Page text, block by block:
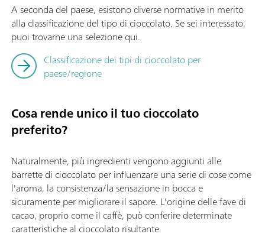
A seconda del paese, esistono diverse normative in merito
alla classificazione del tipo di cioccolato. Se sei interessato,
puoi trovarne una selezione qui.
Classificazione dei tipi di cioccolato per
paese/regione
Cosa rende unico il tuo cioccolato
preferito?
Naturalmente, più ingredienti vengono aggiunti alle
barrette di cioccolato per influenzare una serie di cose come
l'aroma, la consistenza/la sensazione in bocca e
sicuramente per migliorare il sapore. L'origine delle fave di
cacao, proprio come il caffè, può conferire determinate
caratteristiche al cioccolato risultante.